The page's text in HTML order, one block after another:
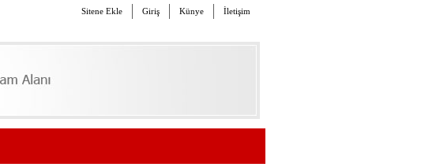
Sitene Ekle Giriş Künye İletişim